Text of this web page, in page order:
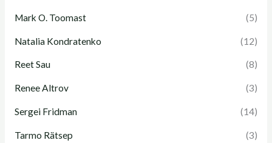
Mark O. Toomast (5)
Natalia Kondratenko (12)
Reet Sau (8)
Renee Altrov (3)
Sergei Fridman (14)
Tarmo Rätsep (3)